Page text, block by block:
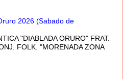
2026 (Sabado de
"DIABLADA ORURO" FRAT.
FOLK. "MORENADA ZONA